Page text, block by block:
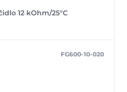
12 kOhm/25°C
FG600-10-020